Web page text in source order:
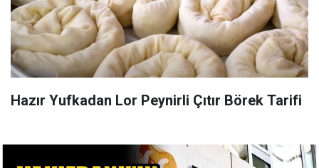
Hazır Yufkadan Lor Peynirli Çıtır Börek Tarifi